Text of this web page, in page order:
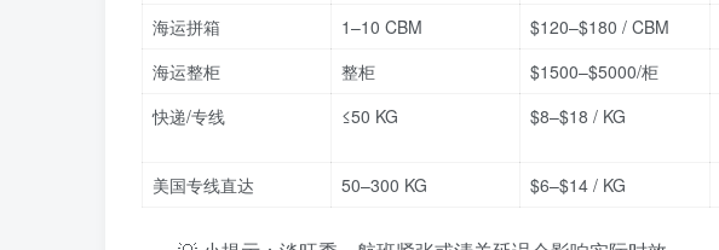
海运拼箱
1–10 CBM $120–$180 / CBM
海运整柜
整柜 $1500–$5000/柜
快递/专线
≤50 KG $8–$18 / KG
美国专线直达
50–300 KG $6–$14 / KG